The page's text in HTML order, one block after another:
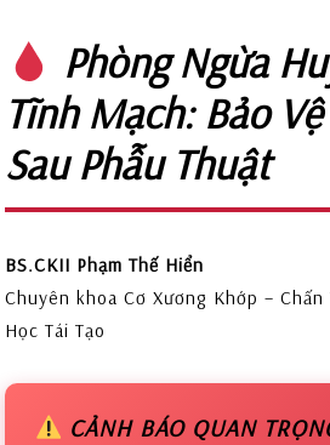
Phòng Ngừa
Tĩnh Mạch: Bảo
Sau Phẫu Thuật
BS.CKII Phạm Thế Hiển
Chuyên khoa Cơ Xương Khớp –
Học Tái Tạo
CẢNH BÁO QUAN